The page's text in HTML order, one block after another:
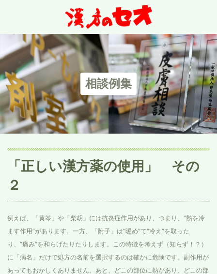
相談例集
「正しい漢方薬の使用」 その
２
例えば、「黄芩」や「柴胡」には抗炎症作用があり、つまり、“熱を冷
ます作用”があります。一方、「附子」は“暖め”て“冷え”を取った
り、“痛み”を和らげたりたりします。この特徴を考えず（知らず！？）
に「病名」だけで処方の名前を選択するのは確かに危険です。副作用が
あってもおかしくありません。あと、どこの部位に熱があり、どこの部